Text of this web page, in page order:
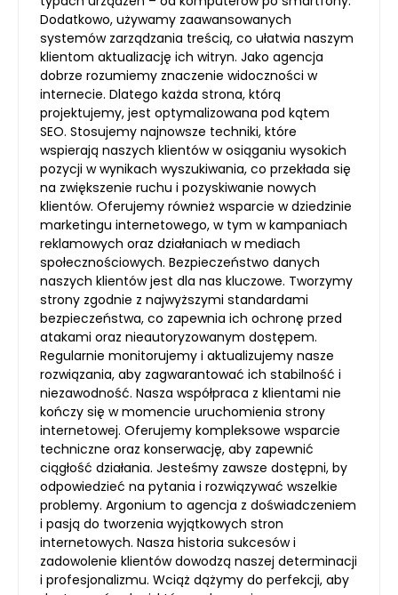
Dodatkowo, używamy zaawansowanych
systemów zarządzania treścią, co ułatwia naszym
klientom aktualizację ich witryn. Jako agencja
dobrze rozumiemy znaczenie widoczności w
internecie. Dlatego każda strona, którą
projektujemy, jest optymalizowana pod kątem
SEO. Stosujemy najnowsze techniki, które
wspierają naszych klientów w osiąganiu wysokich
pozycji w wynikach wyszukiwania, co przekłada się
na zwiększenie ruchu i pozyskiwanie nowych
klientów. Oferujemy również wsparcie w dziedzinie
marketingu internetowego, w tym w kampaniach
reklamowych oraz działaniach w mediach
społecznościowych. Bezpieczeństwo danych
naszych klientów jest dla nas kluczowe. Tworzymy
strony zgodnie z najwyższymi standardami
bezpieczeństwa, co zapewnia ich ochronę przed
atakami oraz nieautoryzowanym dostępem.
Regularnie monitorujemy i aktualizujemy nasze
rozwiązania, aby zagwarantować ich stabilność i
niezawodność. Nasza współpraca z klientami nie
kończy się w momencie uruchomienia strony
internetowej. Oferujemy kompleksowe wsparcie
techniczne oraz konserwację, aby zapewnić
ciągłość działania. Jesteśmy zawsze dostępni, by
odpowiedzieć na pytania i rozwiązywać wszelkie
problemy. Argonium to agencja z doświadczeniem
i pasją do tworzenia wyjątkowych stron
internetowych. Nasza historia sukcesów i
zadowolenie klientów dowodzą naszej determinacji
i profesjonalizmu. Wciąż dążymy do perfekcji, aby